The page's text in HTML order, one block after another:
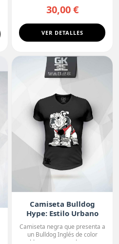
30,00 €
VER DETALLES
Camiseta Bulldog
Hype: Estilo Urbano
Camiseta negra que presenta a
un Bulldog Inglés de color
blanco con manchas o...